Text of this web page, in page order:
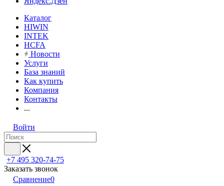
Каталог
HIWIN
INTEK
HCFA
Новости
Услуги
База знаний
Как купить
Компания
Контакты
...
Войти
+7 495 320-74-75
Заказать звонок
Сравнение0